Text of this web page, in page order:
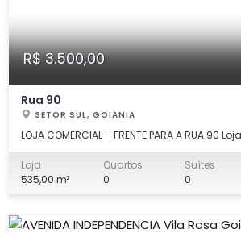
R$ 3.500,00
Rua 90
SETOR SUL, GOIANIA
LOJA COMERCIAL – FRENTE PARA A RUA 90
cozinha, 02 banheiros, quintal e portão
Possui forro em gesso na parte frontal e nos
Loja
535,00 m²
Quartos
0
Suítes
0